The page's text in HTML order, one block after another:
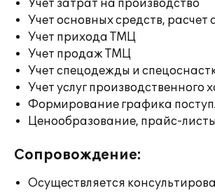
Учет затрат на производство
Учет основных средств,
Учет прихода ТМЦ
Учет продаж ТМЦ
Учет спецодежды и
Учет услуг производственного
Формирование графика
Ценообразование, прайс-листы
Сопровождение:
Осуществляется